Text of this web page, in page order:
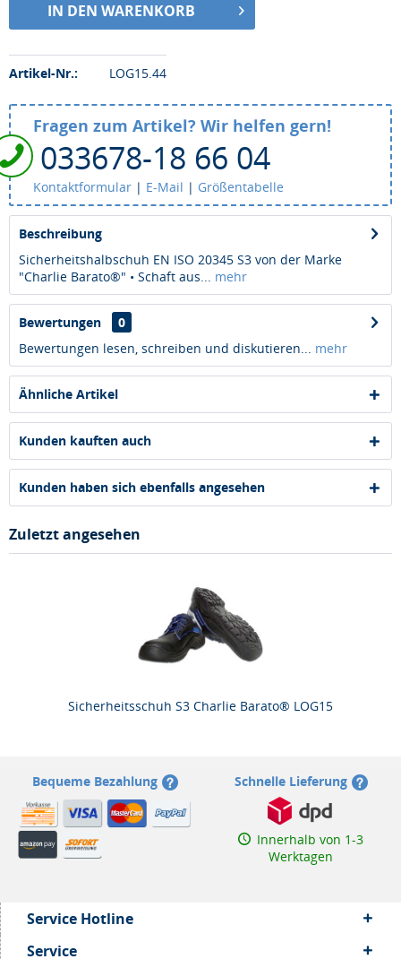
IN DEN WARENKORB
Artikel-Nr.: LOG15.44
Fragen zum Artikel? Wir helfen gern!
033678-18 66 04
Kontaktformular | E-Mail | Größentabelle
Beschreibung
Sicherheitshalbschuh EN ISO 20345 S3 von der Marke
"Charlie Barato®" • Schaft aus... mehr
Bewertungen
0
Bewertungen lesen, schreiben und diskutieren... mehr
Ähnliche Artikel
Kunden kauften auch
Kunden haben sich ebenfalls angesehen
Zuletzt angesehen
Sicherheitsschuh S3 Charlie Barato® LOG15
Bequeme Bezahlung Schnelle Lieferung
Innerhalb von 1-3
Werktagen
Service Hotline
Service